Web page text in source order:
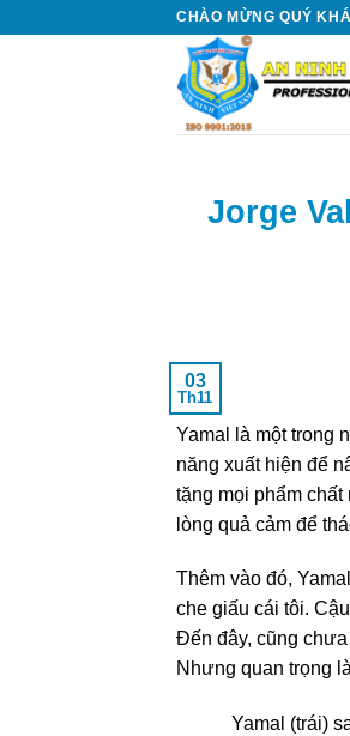
CHÀO MỪNG QUÝ
Jorge
03
Th11
Yamal là một trong
năng xuất hiện để
tặng mọi phẩm chất
lòng quả cảm để
Thêm vào đó,
che giấu cái tôi.
Đến đây, cũng
Nhưng quan trọng
Yamal (trái)